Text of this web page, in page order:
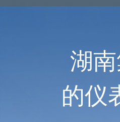
湖
的仪